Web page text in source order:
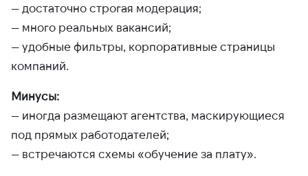
— достаточно строгая модерация;
— много реальных вакансий;
— удобные фильтры, корпоративные страницы
компаний.
Минусы:
— иногда размещают агентства, маскирующиеся
под прямых работодателей;
— встречаются схемы «обучение за плату».